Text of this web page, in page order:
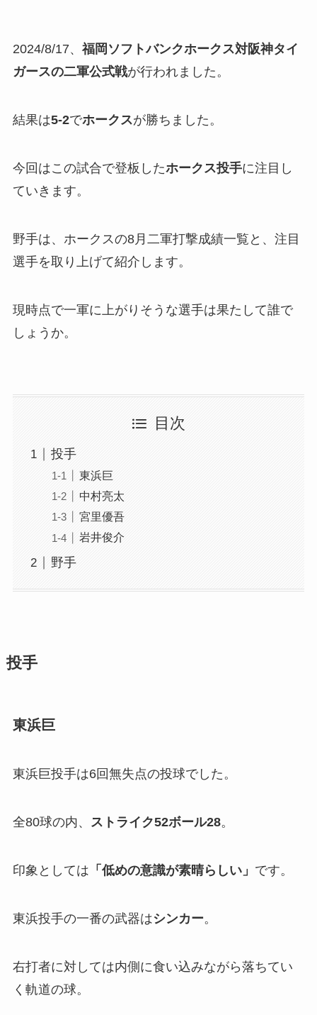
2024/8/17、 福岡ソフトバンクホークス対阪神タイ
ガースの二軍公式戦が行われました。
結果は5-2でホークスが勝ちました。
今回はこの試合で登板したホークス投手に注目し
ていきます。
野手は、ホークスの8月二軍打撃成績一覧と、注目
選手を取り上げて紹介します。
現時点で一軍に上がりそうな選手は果たして誰で
しょうか。
目次
投手
東浜巨
中村亮太
宮里優吾
岩井俊介
野手
投手
東浜巨
東浜巨投手は6回無失点の投球でした。
全80球の内、 ストライク52ボール28。
印象としては 「 低めの意識が素晴らしい」 です。
東浜投手の一番の武器はシンカー。
右打者に対しては内側に食い込みながら落ちてい
く軌道の球。